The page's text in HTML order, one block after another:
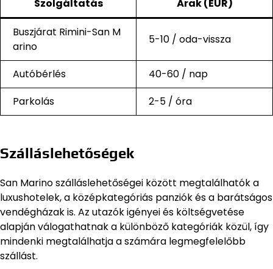
Szolgáltatás Árak (EUR)
Buszjárat Rimini-San M
arino
5-10 / oda-vissza
Autóbérlés
40-60 / nap
Parkolás
2-5 / óra
Szálláslehetőségek
San Marino szálláslehetőségei között megtalálhatók a
luxushotelek, a középkategóriás panziók és a barátságos
vendégházak is. Az utazók igényei és költségvetése
alapján válogathatnak a különböző kategóriák közül, így
mindenki megtalálhatja a számára legmegfelelőbb
szállást.